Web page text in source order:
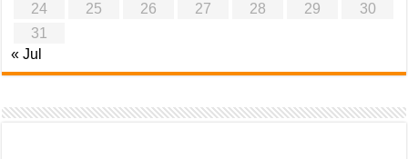
24
25 26 27 28 29
30
31
« Jul